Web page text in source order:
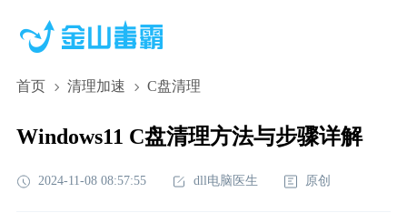
首页 清理加速 C盘清理
Windows11 C盘清理方法与步骤详解
2024-11-08 08:57:55 dll电脑医生 原创